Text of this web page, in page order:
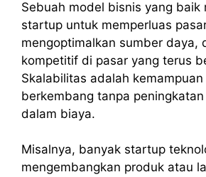
Sebuah model bisnis yang baik
startup untuk memperluas
mengoptimalkan sumber daya,
kompetitif di pasar yang terus
Skalabilitas adalah
berkembang tanpa
dalam biaya.
Misalnya, banyak startup
mengembangkan produk atau